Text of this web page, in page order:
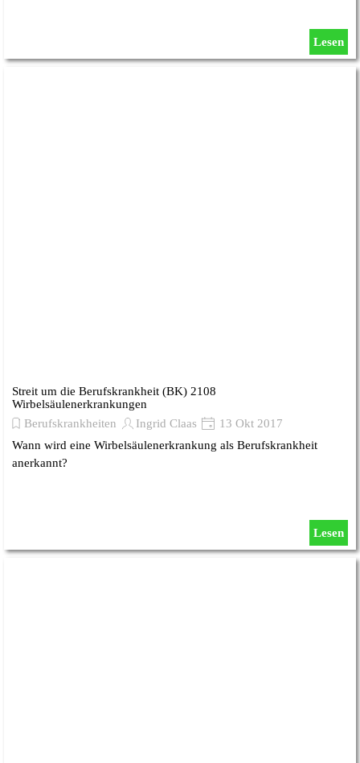
Lesen
Streit um die Berufskrankheit (BK) 2108
Wirbelsäulenerkrankungen
Berufskrankheiten
Ingrid Claas
13 Okt 2017
Wann wird eine Wirbelsäulenerkrankung als Berufskrankheit
anerkannt?
Lesen